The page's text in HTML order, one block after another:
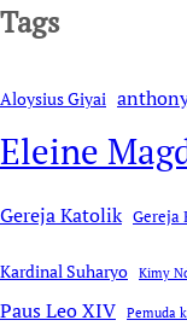
Tags
Aloysius Giyai
Eleine
Gereja Katolik Gereja
Kardinal Suharyo Kimy
Paus Leo XIV Pemuda